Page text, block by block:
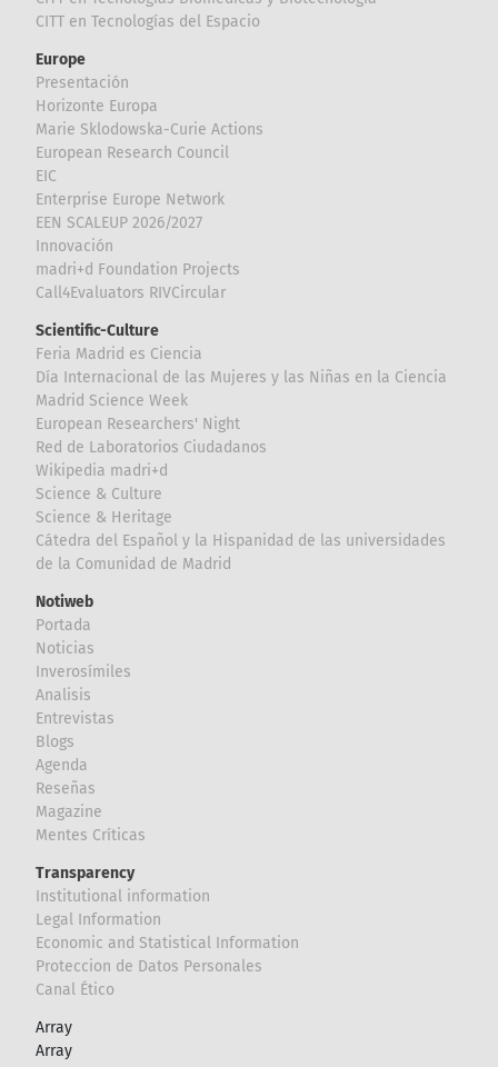
CITT en Tecnologías del Espacio
Europe
Presentación
Horizonte Europa
Marie Sklodowska-Curie Actions
European Research Council
EIC
Enterprise Europe Network
EEN SCALEUP 2026/2027
Innovación
madri+d Foundation Projects
Call4Evaluators RIVCircular
Scientific-Culture
Feria Madrid es Ciencia
Día Internacional de las Mujeres y las Niñas en la Ciencia
Madrid Science Week
European Researchers' Night
Red de Laboratorios Ciudadanos
Wikipedia madri+d
Science & Culture
Science & Heritage
Cátedra del Español y la Hispanidad de las universidades
de la Comunidad de Madrid
Notiweb
Portada
Noticias
Inverosímiles
Analisis
Entrevistas
Blogs
Agenda
Reseñas
Magazine
Mentes Críticas
Transparency
Institutional information
Legal Information
Economic and Statistical Information
Proteccion de Datos Personales
Canal Ético
Array
Array